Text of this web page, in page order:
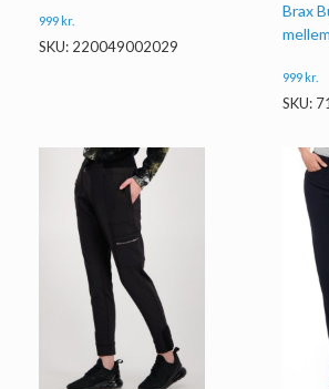
999kr.
SKU: 220049002029
Brax
999kr.
SKU: